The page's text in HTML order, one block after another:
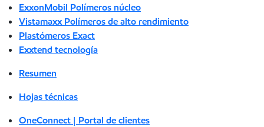
ExxonMobil Polímeros núcleo
Vistamaxx Polímeros de alto rendimiento
Plastómeros Exact
Exxtend tecnología
Resumen
Hojas técnicas
OneConnect | Portal de clientes